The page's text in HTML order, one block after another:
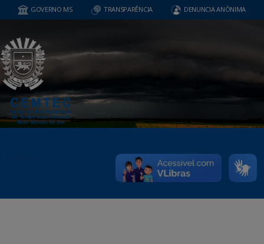
GOVERNO MS TRANSPARÊNCIA DENUNCIA ANÔNIMA